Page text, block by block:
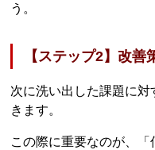
う。
【ステップ2】改
次に洗い出した課題に
きます。
この際に重要なのが、